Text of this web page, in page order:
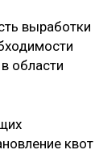
выработки
области
квот